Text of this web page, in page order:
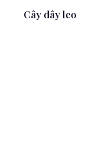
Cây dây leo